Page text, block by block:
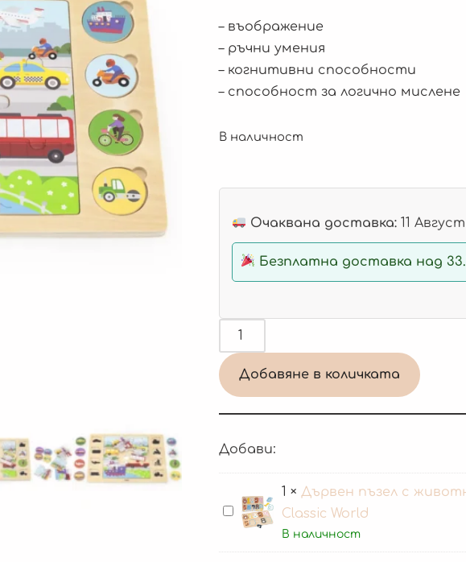
– въображение
– ръчни умения
– когнитивни способности
– способност за логично мислене
В наличност
Очаквана доставка: 11
Безплатна доставка над
Добавяне в количката
Добави:
Дървен
с
1 × Дървен пъзел с
Classic World
В наличност